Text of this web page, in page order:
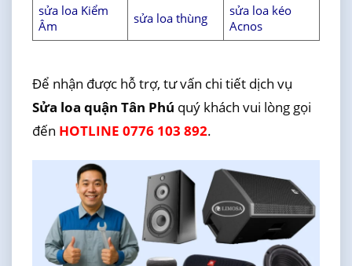
sửa loa Kiểm
Âm
sửa loa thùng
sửa loa kéo
Acnos
Để nhận được hỗ trợ, tư vấn chi tiết dịch vụ
Sửa loa quận Tân Phú quý khách vui lòng gọi
đến HOTLINE 0776 103 892.